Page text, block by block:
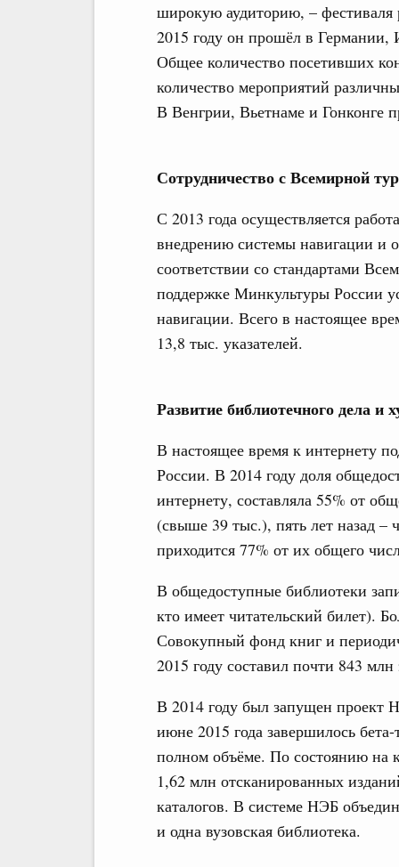
широкую аудиторию, – фестиваля
2015 году он прошёл в
Общее количество посетивших
количество мероприятий
В Венгрии, Вьетнаме и Гонконге
Сотрудничество сВсемирной
С 2013 года осуществляется
внедрению системы навигации и
соответствии со стандартами
поддержке Минкультуры России
навигации. Всего в настоящее
13,8 тыс. указателей.
Развитие библиотечного дела и
В настоящее время к интернету
России. В 2014 году доля
интернету, составляла 55% от
(свыше 39 тыс.), пять лет назад –
приходится 77% от их общего
В общедоступные библиотеки
кто имеет читательский билет).
Совокупный фонд книг и
2015 году составил почти 843 млн
В 2014 году был запущен проект
июне 2015 года завершилось
полном объёме. По состоянию на
1,62 млн отсканированных
каталогов. В системе НЭБ
и одна вузовская библиотека.